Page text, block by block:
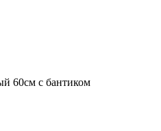
60см с бантиком